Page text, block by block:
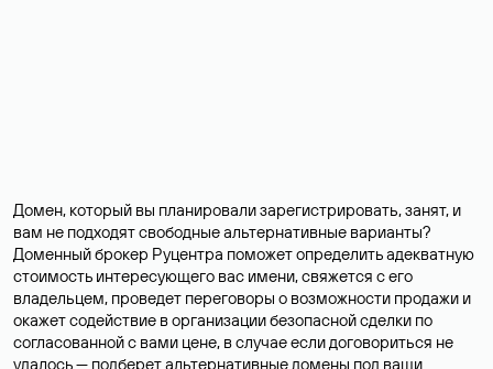
Домен, который вы планировали зарегистрировать, занят, и
вам не подходят свободные альтернативные варианты?
Доменный брокер Руцентра поможет определить адекватную
стоимость интересующего вас имени, свяжется с его
владельцем, проведет переговоры о возможности продажи и
окажет содействие в организации безопасной сделки по
согласованной с вами цене, в случае если договориться не
удалось — подберет альтернативные домены под ваши